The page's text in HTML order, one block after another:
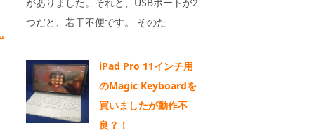
がありました。それと、USBポートが2
つだと、若干不便です。 そのた
iPad Pro 11インチ用
のMagic Keyboardを
買いましたが動作不
良？！